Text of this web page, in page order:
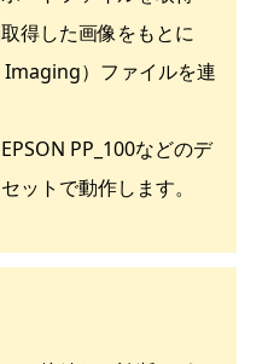
得した画像をもとに
）ファイルを連
PP_100などのデ
ットで動作します。